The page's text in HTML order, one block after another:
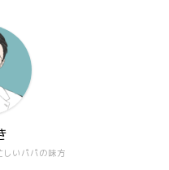
いパパの味方